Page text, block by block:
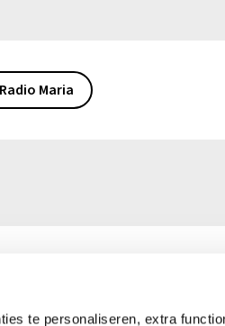
te personaliseren, extra
Radio Maria